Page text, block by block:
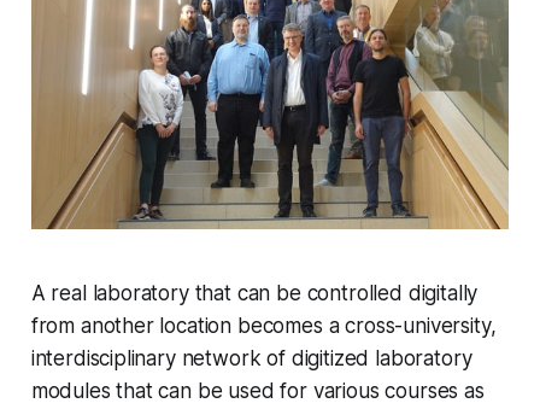
A real laboratory that can be controlled digitally
from another location becomes a cross-university,
interdisciplinary network of digitized laboratory
modules that can be used for various courses as